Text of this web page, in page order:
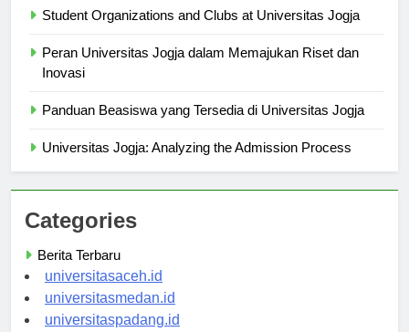
Peran Universitas Jogja dalam Memajukan Riset dan
Categories
Berita Terbaru
universitasaceh.id
universitasmedan.id